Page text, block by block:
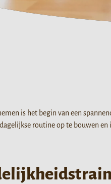
is het begin van een
routine op te bouwen en